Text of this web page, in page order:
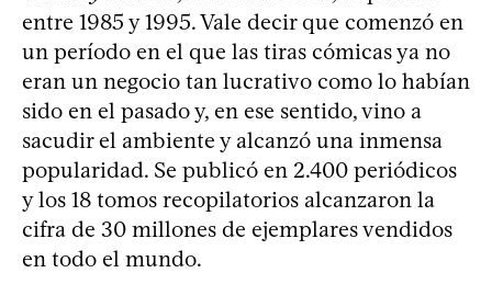
entre 1985 y 1995. Vale decir que comenzó en
un período en el que las tiras cómicas ya no
eran un negocio tan lucrativo como lo habían
sido en el pasado y, en ese sentido, vino a
sacudir el ambiente y alcanzó una inmensa
popularidad. Se publicó en 2.400 periódicos
y los 18 tomos recopilatorios alcanzaron la
cifra de 30 millones de ejemplares vendidos
en todo el mundo.